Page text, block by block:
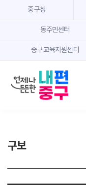
중구청
동주민센터
중구교육지원센터
구보